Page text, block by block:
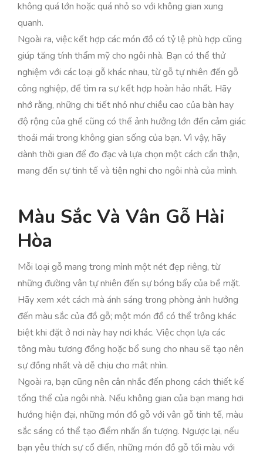
không quá lớn hoặc quá nhỏ so với không gian xung
quanh.
Ngoài ra, việc kết hợp các món đồ có tỷ lệ phù hợp cũng
giúp tăng tính thẩm mỹ cho ngôi nhà. Bạn có thể thử
nghiệm với các loại gỗ khác nhau, từ gỗ tự nhiên đến gỗ
công nghiệp, để tìm ra sự kết hợp hoàn hảo nhất. Hãy
nhớ rằng, những chi tiết nhỏ như chiều cao của bàn hay
độ rộng của ghế cũng có thể ảnh hưởng lớn đến cảm giác
thoải mái trong không gian sống của bạn. Vì vậy, hãy
dành thời gian để đo đạc và lựa chọn một cách cẩn thận,
mang đến sự tinh tế và tiện nghi cho ngôi nhà của mình.
Màu Sắc Và Vân Gỗ Hài
Hòa
Mỗi loại gỗ mang trong mình một nét đẹp riêng, từ
những đường vân tự nhiên đến sự bóng bẩy của bề mặt.
Hãy xem xét cách mà ánh sáng trong phòng ảnh hưởng
đến màu sắc của đồ gỗ; một món đồ có thể trông khác
biệt khi đặt ở nơi này hay nơi khác. Việc chọn lựa các
tông màu tương đồng hoặc bổ sung cho nhau sẽ tạo nên
sự đồng nhất và dễ chịu cho mắt nhìn.
Ngoài ra, bạn cũng nên cân nhắc đến phong cách thiết kế
tổng thể của ngôi nhà. Nếu không gian của bạn mang hơi
hướng hiện đại, những món đồ gỗ với vân gỗ tinh tế, màu
sắc sáng có thể tạo điểm nhấn ấn tượng. Ngược lại, nếu
bạn yêu thích sự cổ điển, những món đồ gỗ tối màu với